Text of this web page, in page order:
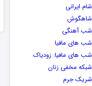
شام ایرانی
شاهگوش
شب آهنگی
شب های مافیا
شب های مافیا: زودیاک
شبکه مخفی زنان
شریک جرم